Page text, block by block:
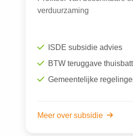
verduurzaming
ISDE subsidie advies
BTW teruggave
Gemeentelijke
Meer over subsidie